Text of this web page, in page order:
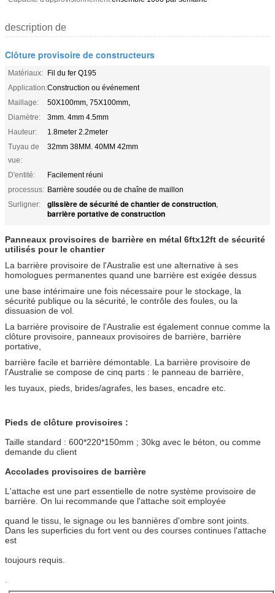
description de
Clôture provisoire de constructeurs
Matériaux: Fil du fer Q195
Application:Construction ou événement
Maillage:
50X100mm, 75X100mm,
Diamètre:
3mm. 4mm 4.5mm
Hauteur:
1.8meter 2.2meter
Tuyau de
vue:
32mm 38MM. 40MM 42mm
D'entité:
Facilement réuni
processus: Barrière soudée ou de chaîne de maillon
Surligner:
glissière de sécurité de chantier de construction,
barrière portative de construction
Panneaux provisoires de barrière en métal 6ftx12ft de sécurité
utilisés pour le chantier
La barrière provisoire de l'Australie est une alternative à ses
homologues permanentes quand une barrière est exigée dessus
une base intérimaire une fois nécessaire pour le stockage, la
sécurité publique ou la sécurité, le contrôle des foules, ou la
dissuasion de vol.
La barrière provisoire de l'Australie est également connue comme la
clôture provisoire, panneaux provisoires de barrière, barrière
portative,
barrière facile et barrière démontable. La barrière provisoire de
l'Australie se compose de cinq parts : le panneau de barrière,
les tuyaux, pieds, brides/agrafes, les bases, encadre etc.
Pieds de clôture provisoires :
Taille standard : 600*220*150mm ; 30kg avec le béton, ou comme
demande du client
Accolades provisoires de barrière
L'attache est une part essentielle de notre système provisoire de
barrière. On lui recommande que l'attache soit employée
quand le tissu, le signage ou les bannières d'ombre sont joints.
Dans les superficies du fort vent ou des courses continues l'attache
est
toujours requis.